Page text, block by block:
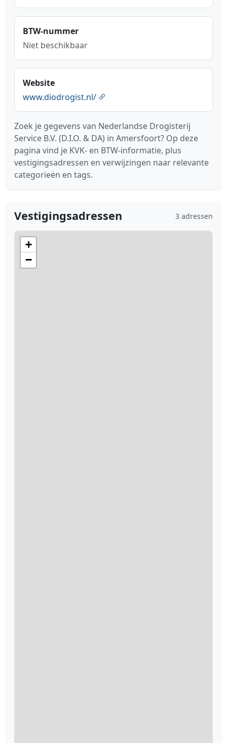
BTW-nummer
Niet beschikbaar
Website
www.diodrogist.nl/
Zoek je gegevens van Nederlandse Drogisterij
Service B.V. (D.I.O. & DA) in Amersfoort? Op deze
pagina vind je KVK- en BTW-informatie, plus
vestigingsadressen en verwijzingen naar relevante
categorieën en tags.
Vestigingsadressen 3 adressen
+
−